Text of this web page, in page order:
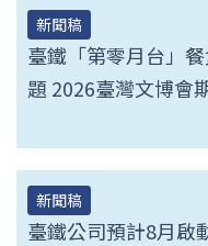
新聞稿
臺鐵「第零月台」
題 2026臺灣文博
新聞稿
臺鐵公司預計8月啟